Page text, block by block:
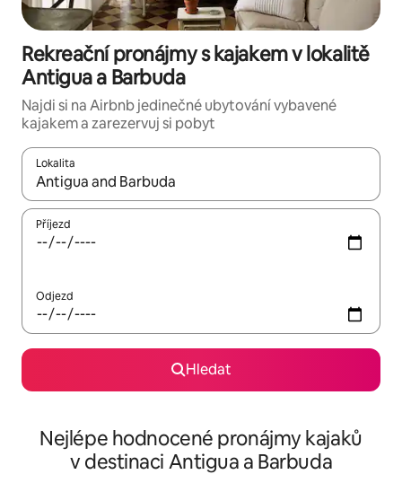
Rekreační pronájmy s kajakem v lokalitě
Antigua a Barbuda
Najdi si na Airbnb jedinečné ubytování vybavené
kajakem a zarezervuj si pobyt
Lokalita
Až budou výsledky k dispozici, můžeš si je procházet pomocí
Příjezd
Odjezd
Hledat
Nejlépe hodnocené pronájmy kajaků
v destinaci Antigua a Barbuda